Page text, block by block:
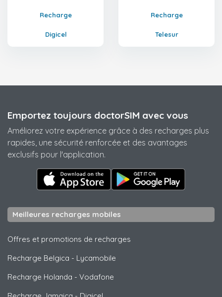
Recharge
Digicel
Recharge
Telesur
Emportez toujours doctorSIM avec vous
Améliorez votre expérience grâce à des recharges plus
rapides, une sécurité renforcée et des avantages
exclusifs pour l'application.
Meilleures recharges mobiles
Offres et promotions de recharges
Recharge Belgica - Lycamobile
Recharge Holanda - Vodafone